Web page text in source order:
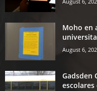
Moho en
August 6,
Gadsden